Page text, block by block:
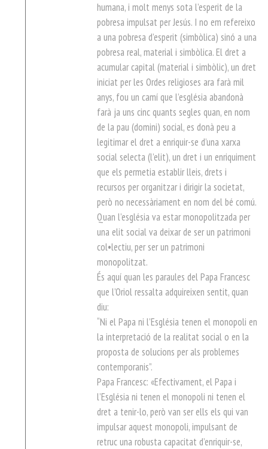
humana, i molt menys sota l’esperit de la
pobresa impulsat per Jesús. I no em refereixo
a una pobresa d’esperit (simbòlica) sinó a una
pobresa real, material i simbòlica. El dret a
acumular capital (material i simbòlic), un dret
iniciat per les Ordes religioses ara farà mil
anys, fou un camí que l’església abandonà
farà ja uns cinc quants segles quan, en nom
de la pau (domini) social, es donà peu a
legitimar el dret a enriquir-se d’una xarxa
social selecta (l’elit), un dret i un enriquiment
que els permetia establir lleis, drets i
recursos per organitzar i dirigir la societat,
però no necessàriament en nom del bé comú.
Quan l’església va estar monopolitzada per
una elit social va deixar de ser un patrimoni
col•lectiu, per ser un patrimoni
monopolitzat.
És aquí quan les paraules del Papa Francesc
que l’Oriol ressalta adquireixen sentit, quan
diu:
“Ni el Papa ni l’Església tenen el monopoli en
la interpretació de la realitat social o en la
proposta de solucions per als problemes
contemporanis”.
Papa Francesc: «Efectivament, el Papa i
l’Església ni tenen el monopoli ni tenen el
dret a tenir-lo, però van ser ells els qui van
impulsar aquest monopoli, impulsant de
retruc una robusta capacitat d’enriquir-se,